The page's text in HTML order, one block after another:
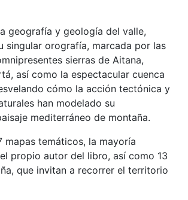
geografía y geología del valle,
singular orografía, marcada por las
sierras de Aitana,
así como la espectacular cuenca
cómo la acción tectónica y
han modelado su
mediterráneo de montaña.
mapas temáticos, la mayoría
propio autor del libro, así como 13
que invitan a recorrer el territorio